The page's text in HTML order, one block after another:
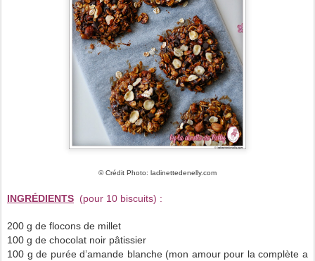
© Crédit Photo: ladinettedenelly.com
INGRÉDIENTS (pour 10 biscuits) :
200 g de flocons de millet
100 g de chocolat noir pâtissier
100 g de purée d’amande blanche (mon amour pour la complète a